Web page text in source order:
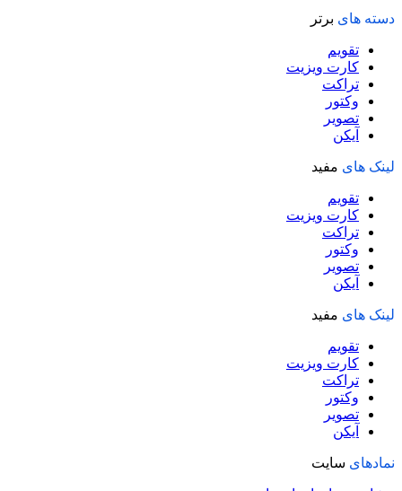
دسته های برتر
تقویم
کارت ویزیت
تراکت
وکتور
تصویر
آیکن
لینک های مفید
تقویم
کارت ویزیت
تراکت
وکتور
تصویر
آیکن
لینک های مفید
تقویم
کارت ویزیت
تراکت
وکتور
تصویر
آیکن
نمادهای سایت